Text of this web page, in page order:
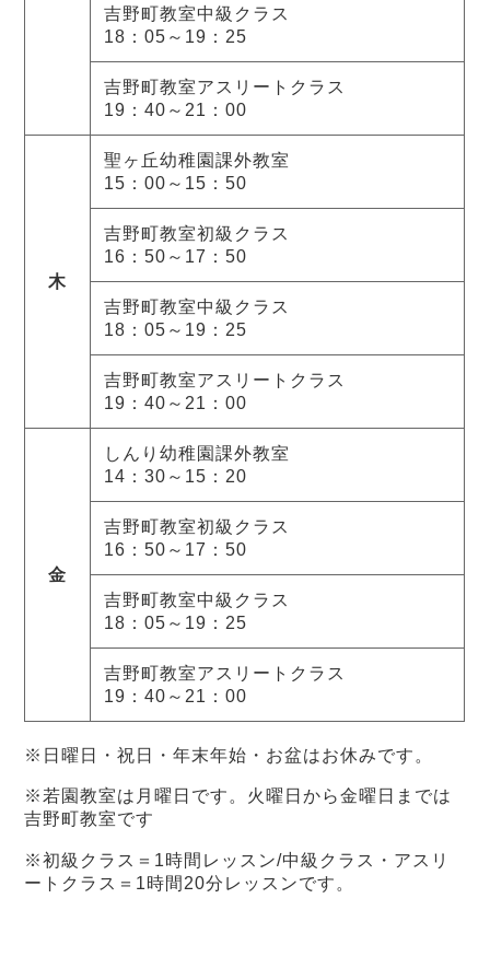
吉野町教室中級クラス
18：05～19：25
吉野町教室アスリートクラス
19：40～21：00
木
聖ヶ丘幼稚園課外教室
15：00～15：50
吉野町教室初級クラス
16：50～17：50
吉野町教室中級クラス
18：05～19：25
吉野町教室アスリートクラス
19：40～21：00
金
しんり幼稚園課外教室
14：30～15：20
吉野町教室初級クラス
16：50～17：50
吉野町教室中級クラス
18：05～19：25
吉野町教室アスリートクラス
19：40～21：00
※日曜日・祝日・年末年始・お盆はお休みです。
※若園教室は月曜日です。火曜日から金曜日までは
吉野町教室です
※初級クラス＝1時間レッスン/中級クラス・アスリ
ートクラス＝1時間20分レッスンです。